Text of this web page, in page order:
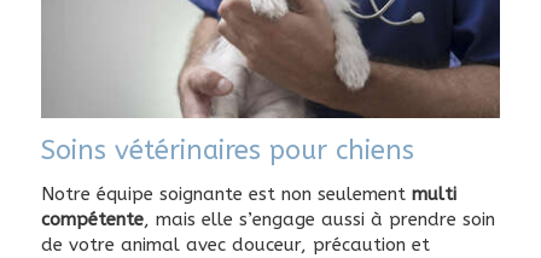
Soins vétérinaires pour chiens
Notre équipe soignante est non seulement multi
compétente, mais elle s’engage aussi à prendre soin
de votre animal avec douceur, précaution et